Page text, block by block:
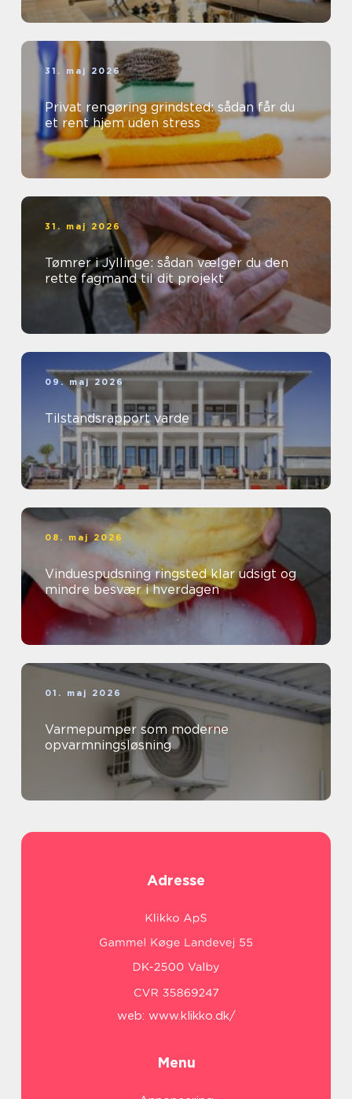
31. maj 2026
Privat rengøring grindsted: sådan får du
et rent hjem uden stress
31. maj 2026
Tømrer i Jyllinge: sådan vælger du den
rette fagmand til dit projekt
09. maj 2026
Tilstandsrapport varde
08. maj 2026
Vinduespudsning ringsted klar udsigt og
mindre besvær i hverdagen
01. maj 2026
Varmepumper som moderne
opvarmningsløsning
Adresse
web: www.klikko.dk/
Menu